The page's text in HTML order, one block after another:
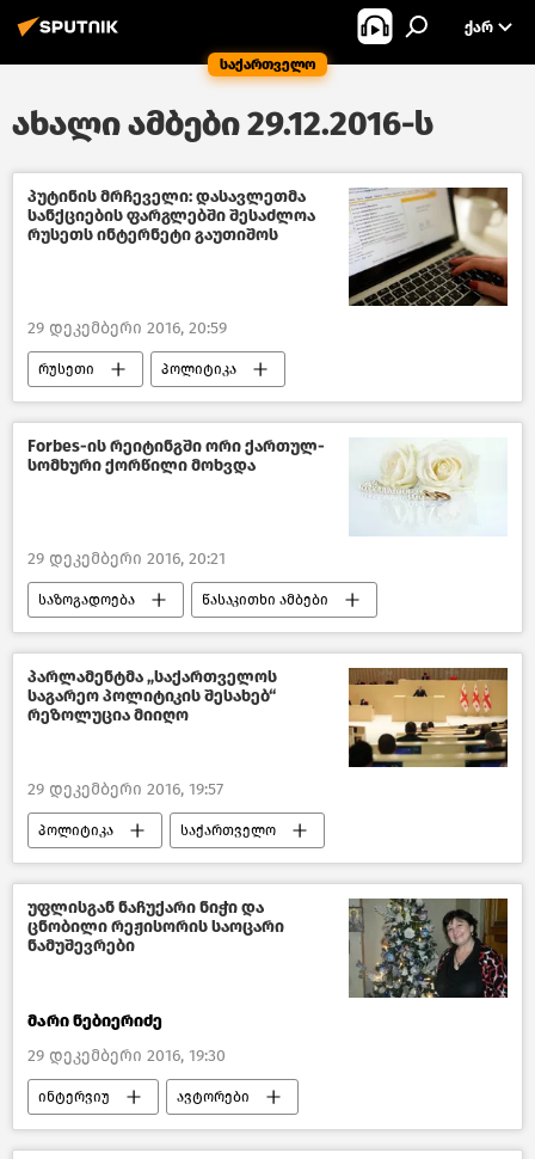
საქართველო
ᲥᲐᲠ
ახალი ამბები 29.12.2016-ს
პუტინის მრჩეველი: დასავლეთმა
სანქციების ფარგლებში შესაძლოა
რუსეთს ინტერნეტი გაუთიშოს
29 დეკემბერი 2016, 20:59
რუსეთი პოლიტიკა
საქართველო
Forbes-ის რეიტინგში ორი ქართულ-
სომხური ქორწილი მოხვდა
29 დეკემბერი 2016, 20:21
საზოგადოება წასაკითხი ამბები
საქართველო
პარლამენტმა „საქართველოს
საგარეო პოლიტიკის შესახებ“
რეზოლუცია მიიღო
29 დეკემბერი 2016, 19:57
პოლიტიკა საქართველო
უფლისგან ნაჩუქარი ნიჭი და
ცნობილი რეჟისორის საოცარი
ნამუშევრები
მარი ნებიერიძე
29 დეკემბერი 2016, 19:30
ინტერვიუ ავტორები
ანალიტიკა ახალი ამბები